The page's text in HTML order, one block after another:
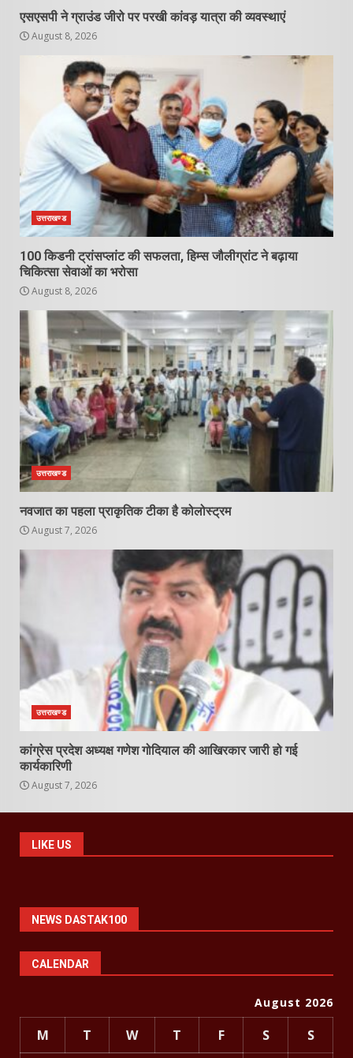
एसएसपी ने ग्राउंड जीरो पर परखी कांवड़ यात्रा की व्यवस्थाएं
August 8, 2026
उत्तराखण्ड
100 किडनी ट्रांसप्लांट की सफलता, हिम्स जौलीग्रांट ने बढ़ाया
चिकित्सा सेवाओं का भरोसा
August 8, 2026
उत्तराखण्ड
नवजात का पहला प्राकृतिक टीका है कोलोस्ट्रम
August 7, 2026
उत्तराखण्ड
कांग्रेस प्रदेश अध्यक्ष गणेश गोदियाल की आखिरकार जारी हो गई
कार्यकारिणी
August 7, 2026
LIKE US
NEWS DASTAK100
CALENDAR
August 2026
M T W T F S S